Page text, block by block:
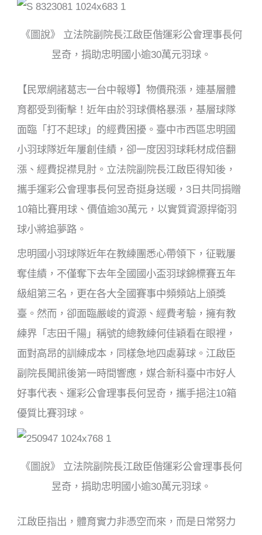
b
o
o
《圖說》 立法院副院長江啟臣偕運彩公會理事長何
昱奇，捐助忠明國小逾30萬元羽球。
【民眾網諸葛志一台中報導】物價飛漲，連基層體
育都受到衝擊！近年由於羽球價格暴漲，基層球隊
面臨「打不起球」的經費困擾。臺中市西區忠明國
小羽球隊近年屢創佳績，卻一度因羽球耗材成倍翻
漲、經費捉襟見肘。立法院副院長江啟臣得知後，
攜手運彩公會理事長何昱奇挺身送暖，3日共同捐贈
10箱比賽用球、價值逾30萬元，以實質資源捍衛羽
球小將追夢路。
忠明國小羽球隊近年在教練團悉心帶領下，征戰屢
奪佳績，不僅奪下去年全國國小盃羽球錦標賽五年
級組第三名，更在各大全國賽事中頻頻站上頒獎
臺。然而，卻面臨嚴峻的資源、經費考驗，擁有教
練界「志田千陽」稱號的總教練何佳穎看在眼裡，
面對高昂的訓練成本，同樣急地四處募球。江啟臣
副院長聞訊後第一時間響應，媒合新科臺中市好人
好事代表、運彩公會理事長何昱奇，攜手挹注10箱
優質比賽羽球。
《圖說》 立法院副院長江啟臣偕運彩公會理事長何
昱奇，捐助忠明國小逾30萬元羽球。
江啟臣指出，體育實力非憑空而來，而是日常努力